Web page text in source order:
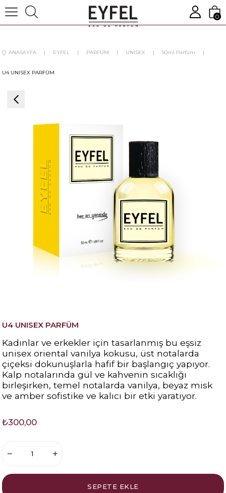
0
ANASAYFA EYFEL PARFÜM UNISEX 50ml Parfüm
U4 UNISEX PARFÜM
U4 UNISEX PARFÜM
Kadınlar ve erkekler için tasarlanmış bu eşsiz
unisex oriental vanilya kokusu, üst notalarda
çiçeksi dokunuşlarla hafif bir başlangıç yapıyor.
Kalp notalarında gül ve kahvenin sıcaklığı
birleşirken, temel notalarda vanilya, beyaz misk
ve amber sofistike ve kalıcı bir etki yaratıyor.
₺300,00